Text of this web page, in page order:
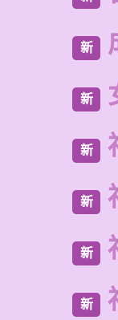
新
新
新
新
新
新